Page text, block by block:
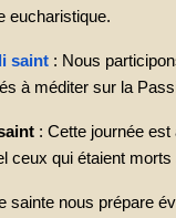
eucharistique.
saint : Nous
à méditer sur la
: Cette journée
ceux qui étaient
sainte nous prépare